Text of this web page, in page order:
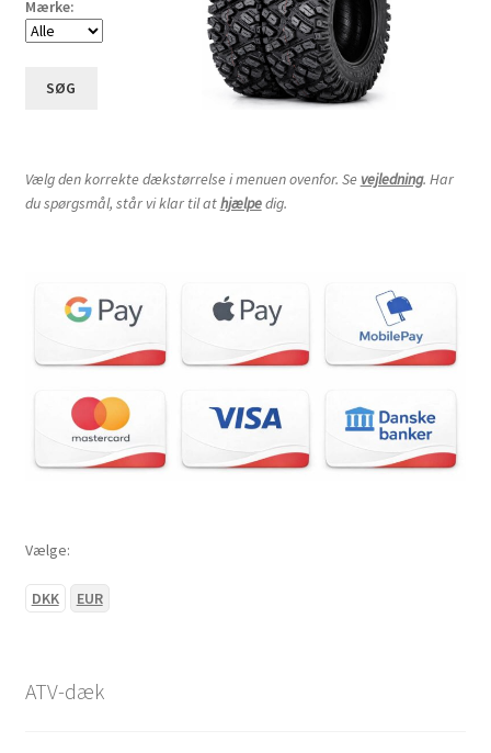
Mærke:
SØG
Vælg den korrekte dækstørrelse i menuen ovenfor. Se vejledning. Har
du spørgsmål, står vi klar til athjælpedig.
Vælge:
DKK EUR
ATV-dæk